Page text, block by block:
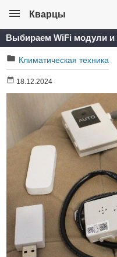
Кварцы
Выбираем WiFi модули
Климатическая техника
18.12.2024